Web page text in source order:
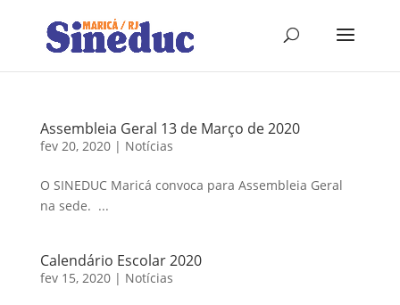
Assembleia Geral 13 de Março de 2020
fev 20, 2020| Notícias
O SINEDUC Maricá convoca para Assembleia Geral
na sede. ...
Calendário Escolar 2020
fev 15, 2020| Notícias